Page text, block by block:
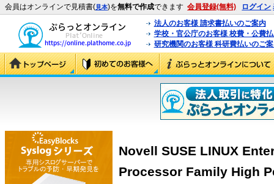
会員はオンラインで見積書(見本)を無料で作成できます 会員登録(無料) ログイン
法人のお客様 請求書払いのご案内
学校・官公庁のお客様 校費・公費
研究機関のお客様 科研費払いのご
Novell SUSE LINUX
Processor Family High